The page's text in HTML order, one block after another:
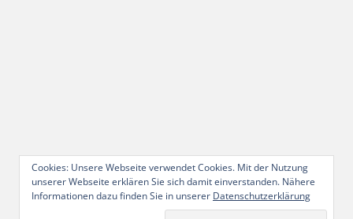
Cookies: Unsere Webseite verwendet Cookies. Mit der Nutzung
unserer Webseite erklären Sie sich damit einverstanden. Nähere
Informationen dazu finden Sie in unserer Datenschutzerklärung